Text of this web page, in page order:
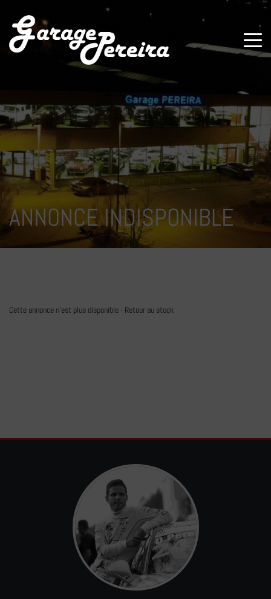
ANNONCE INDISPONIBLE
Cette annonce n'est plus disponible - Retour au stock
Paramètres avancés des cookies